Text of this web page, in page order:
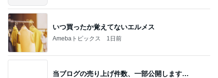
いつ買ったか覚えてないエルメス
Amebaトピックス 1日前
当ブログの売り上げ件数、一部公開します…